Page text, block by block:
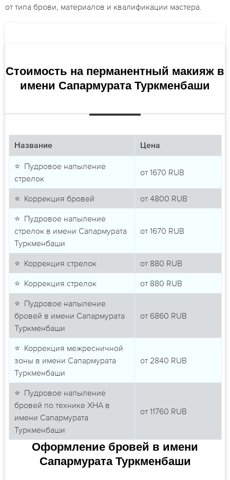
от типа брови, материалов и квалификации мастера.
Стоимость на перманентный макияж в
имени Сапармурата Туркменбаши
Название Цена
⭐ Пудровое напыление
стрелок
от 1670 RUB
⭐ Коррекция бровей от 4800 RUB
⭐ Пудровое напыление
стрелок в имени Сапармурата
Туркменбаши
от 1670 RUB
⭐ Коррекция стрелок от 880 RUB
⭐ Коррекция стрелок от 880 RUB
⭐ Пудровое напыление
бровей в имени Сапармурата
Туркменбаши
от 6860 RUB
⭐ Коррекция межресничной
зоны в имени Сапармурата
Туркменбаши
от 2840 RUB
⭐ Пудровое напыление
бровей по технике ХНА в
имени Сапармурата
Туркменбаши
от 11760 RUB
Оформление бровей в имени
Сапармурата Туркменбаши